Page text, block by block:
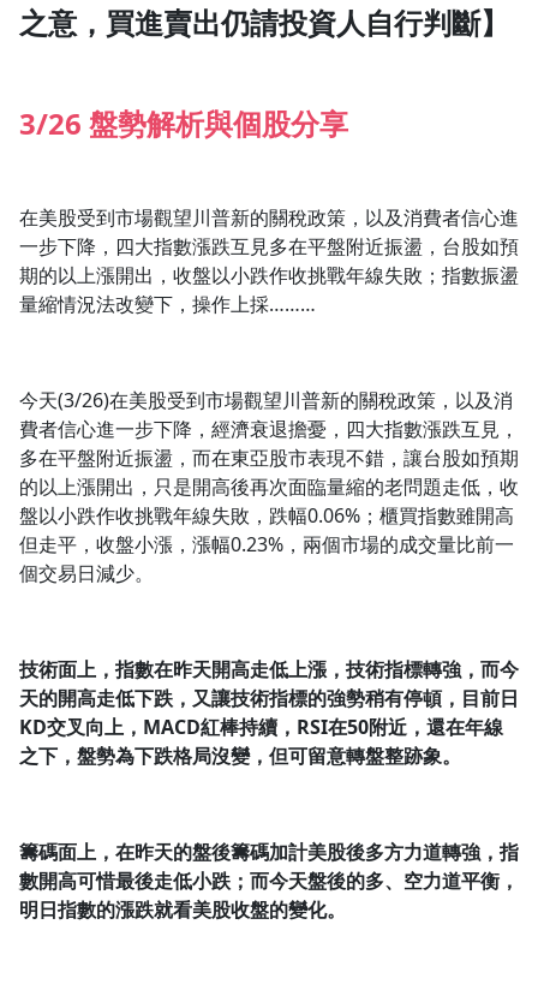
之意，買進賣出仍請投資人自行判斷】
3/26 盤勢解析與個股分享
在美股受到市場觀望川普新的關稅政策，以及消費者信心進
一步下降，四大指數漲跌互見多在平盤附近振盪，台股如預
期的以上漲開出，收盤以小跌作收挑戰年線失敗；指數振盪
量縮情況法改變下，操作上採………
今天(3/26)在美股受到市場觀望川普新的關稅政策，以及消
費者信心進一步下降，經濟衰退擔憂，四大指數漲跌互見，
多在平盤附近振盪，而在東亞股市表現不錯，讓台股如預期
的以上漲開出，只是開高後再次面臨量縮的老問題走低，收
盤以小跌作收挑戰年線失敗，跌幅0.06%；櫃買指數雖開高
但走平，收盤小漲，漲幅0.23%，兩個市場的成交量比前一
個交易日減少。
技術面上，指數在昨天開高走低上漲，技術指標轉強，而今
天的開高走低下跌，又讓技術指標的強勢稍有停頓，目前日
KD交叉向上，MACD紅棒持續，RSI在50附近，還在年線
之下，盤勢為下跌格局沒變，但可留意轉盤整跡象。
籌碼面上，在昨天的盤後籌碼加計美股後多方力道轉強，指
數開高可惜最後走低小跌；而今天盤後的多、空力道平衡，
明日指數的漲跌就看美股收盤的變化。
1.25x
0.75x